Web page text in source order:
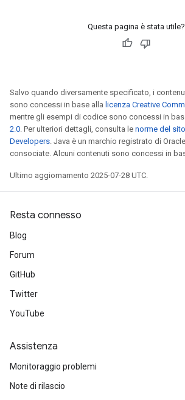
Questa pagina è stata utile?
Salvo quando diversamente specificato, i
sono concessi in base alla licenza Creative
mentre gli esempi di codice sono concessi in
2.0. Per ulteriori dettagli, consulta le norme del
Developers. Java è un marchio registrato di
consociate. Alcuni contenuti sono concessi in
Ultimo aggiornamento 2025-07-28 UTC.
Resta connesso
Blog
Forum
GitHub
Twitter
YouTube
Assistenza
Monitoraggio problemi
Note di rilascio